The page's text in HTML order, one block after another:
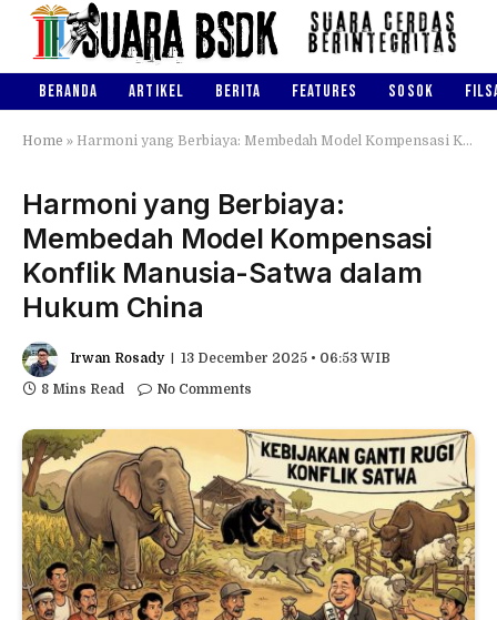
BERANDA ARTIKEL BERITA FEATURES SOSOK
Home » Harmoni yang Berbiaya: Membedah Model Kompensasi Konflik Manusia-Satwa dalam Hukum China
Harmoni yang Berbiaya:
Membedah Model Kompensasi
Konflik Manusia-Satwa dalam
Hukum China
Irwan Rosady
13 December 2025 • 06:53 WIB
8 Mins Read
No Comments